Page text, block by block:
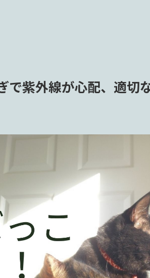
で紫外線が心配、適切